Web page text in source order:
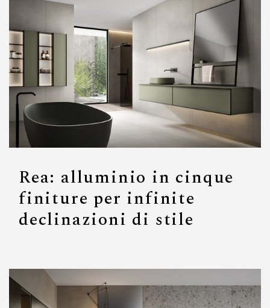
Rea: alluminio in cinque
finiture per infinite
declinazioni di stile